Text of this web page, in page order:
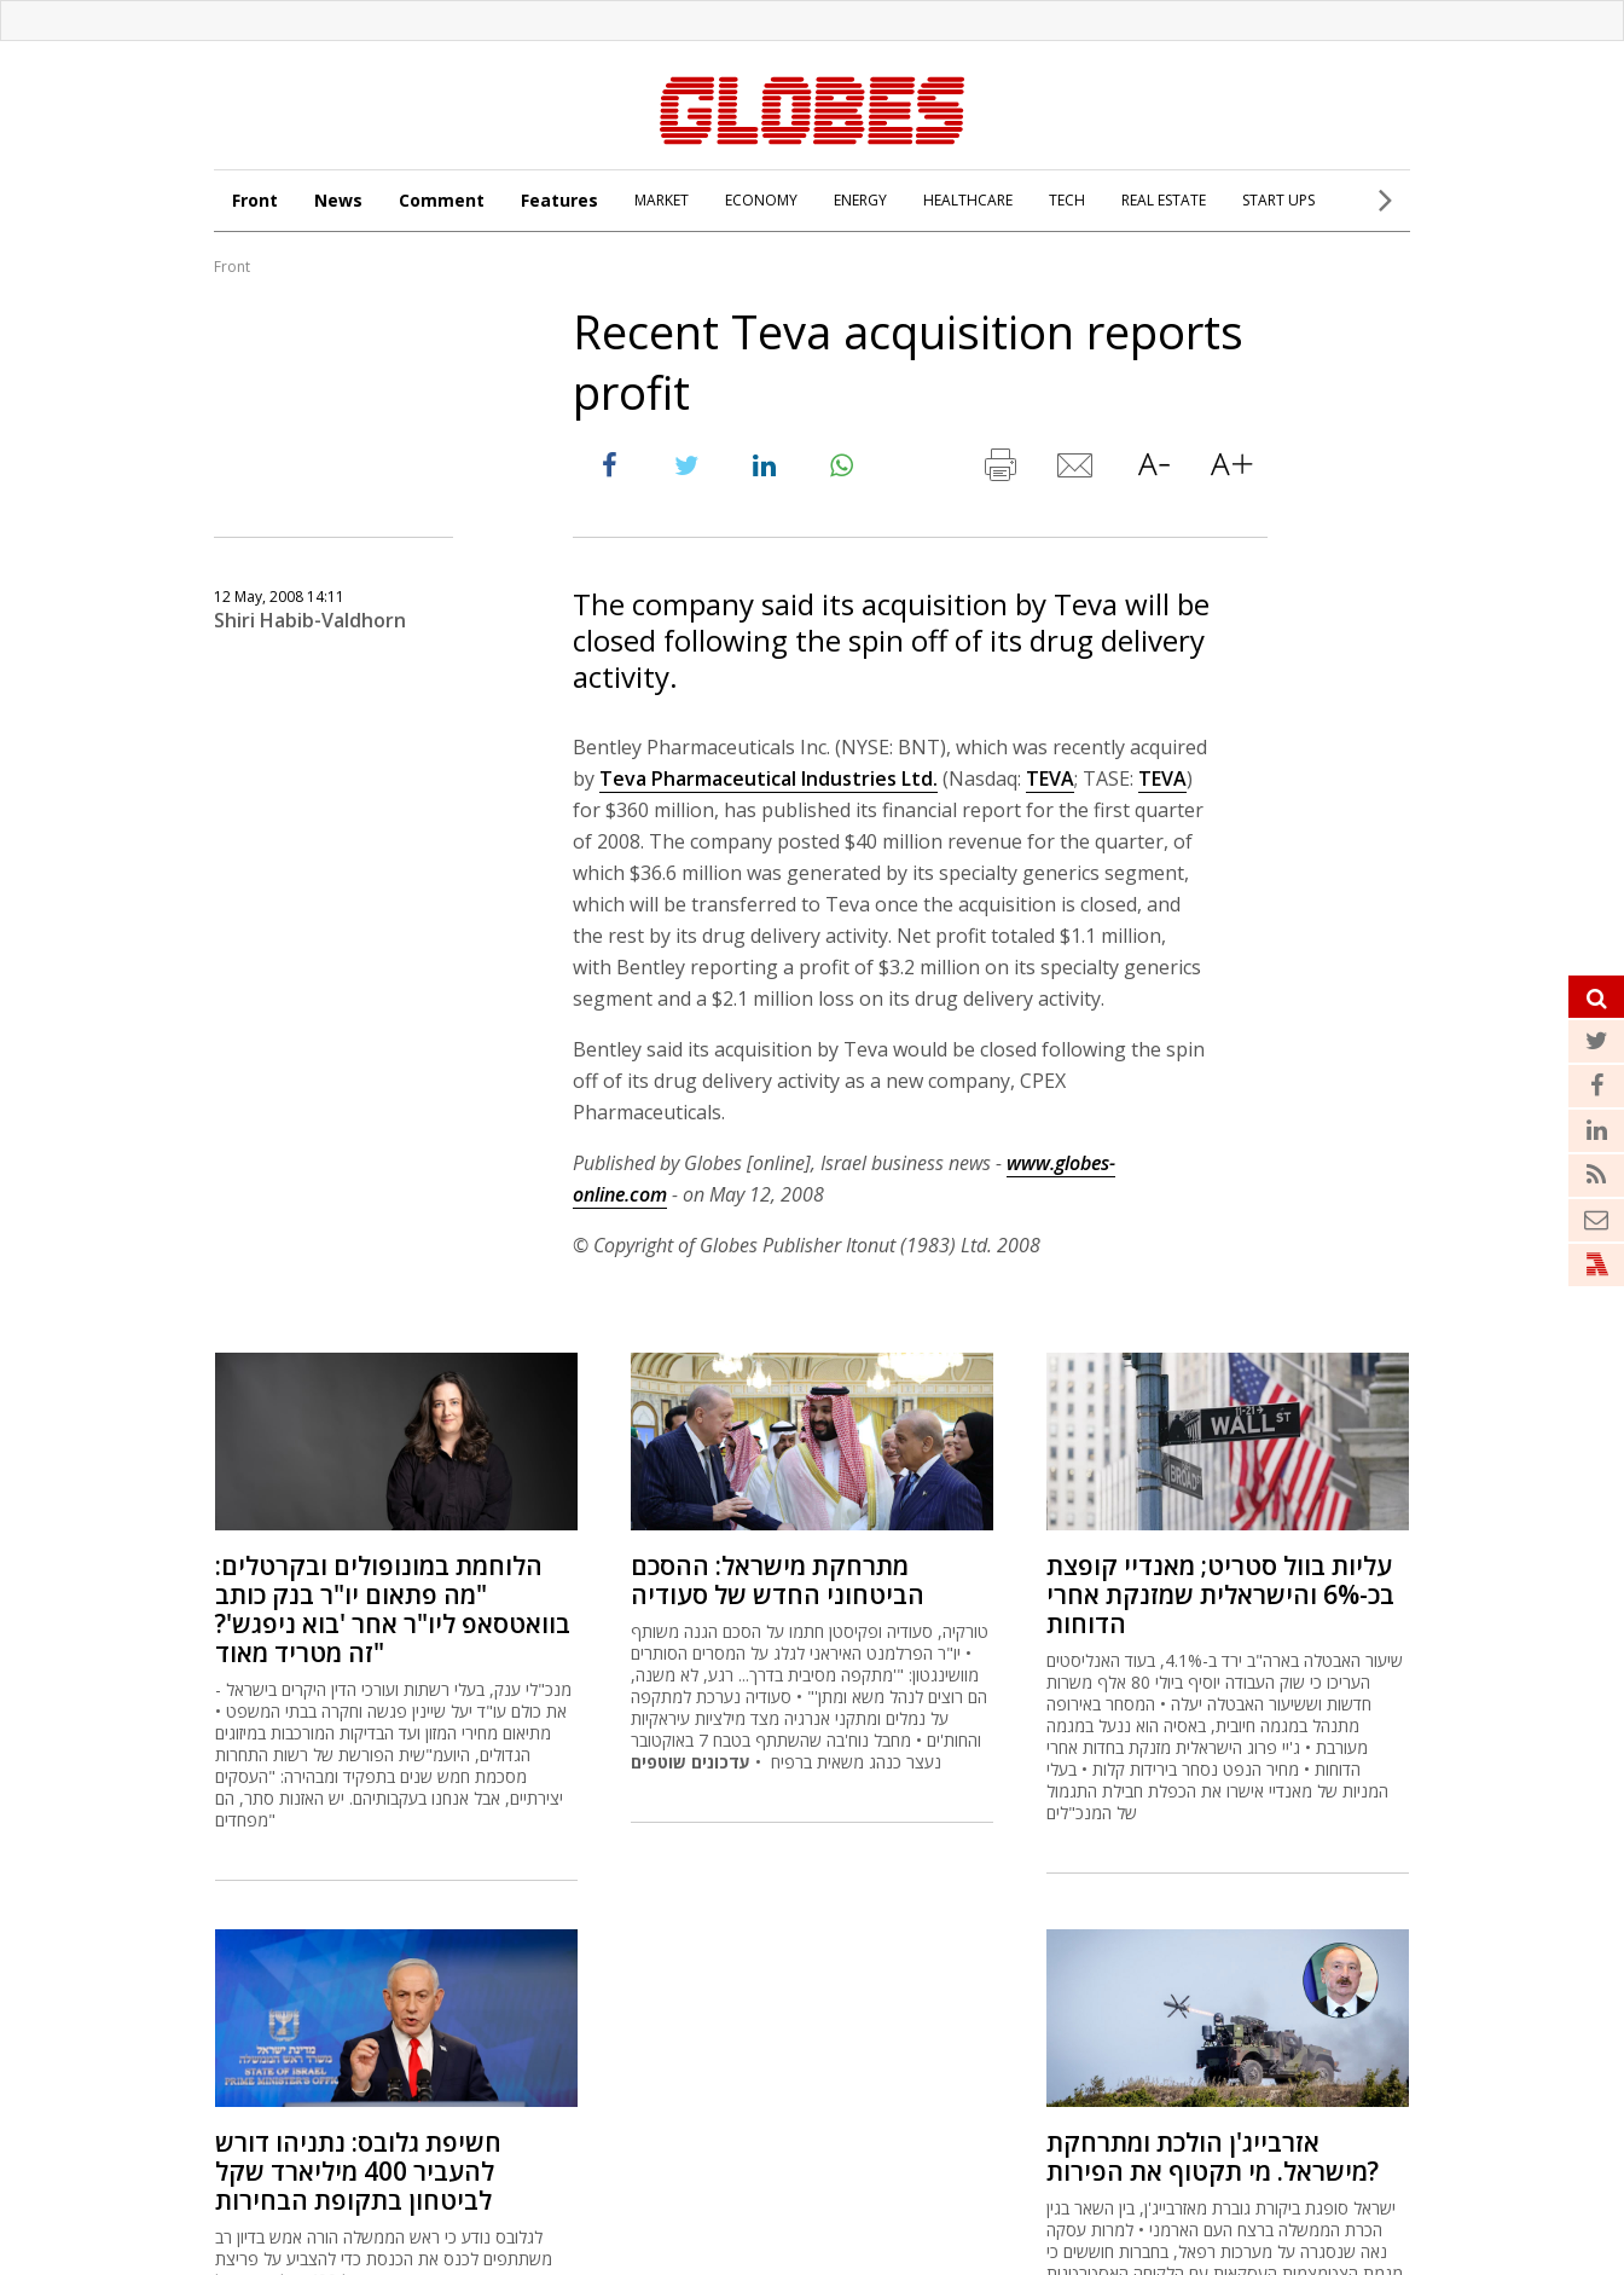
Front News Comment Features MARKET ECONOMY ENERGY HEALTHCARE TECH REAL ESTATE START UPS
Front
Recent Teva acquisition reports
profit
12 May, 2008 14:11
Shiri Habib-Valdhorn
The company said its acquisition by Teva will be
closed following the spin off of its drug delivery
activity.
Bentley Pharmaceuticals Inc. (NYSE: BNT), which was recently acquired
by Teva Pharmaceutical Industries Ltd. (Nasdaq: TEVA; TASE: TEVA)
for $360 million, has published its financial report for the first quarter
of 2008. The company posted $40 million revenue for the quarter, of
which $36.6 million was generated by its specialty generics segment,
which will be transferred to Teva once the acquisition is closed, and
the rest by its drug delivery activity. Net profit totaled $1.1 million,
with Bentley reporting a profit of $3.2 million on its specialty generics
segment and a $2.1 million loss on its drug delivery activity.
Bentley said its acquisition by Teva would be closed following the spin
off of its drug delivery activity as a new company, CPEX
Pharmaceuticals.
Published by Globes [online], Israel business news - www.globes-
online.com- on May 12, 2008
© Copyright of Globes Publisher Itonut (1983) Ltd. 2008
הלוחמת במונופולים ובקרטלים:
"מה פתאום יו"ר בנק כותב
בוואטסאפ ליו"ר אחר 'בוא ניפגש'?
זה מטריד מאוד"
מנכ"לי ענק, בעלי רשתות ועורכי הדין היקרים בישראל -
את כולם עו"ד יעל שיינין פגשה וחקרה בבתי המשפט •
מתיאום מחירי המזון ועד הבדיקות המורכבות במיזוגים
הגדולים, היועמ"שית הפורשת של רשות התחרות
מסכמת חמש שנים בתפקיד ומבהירה: "העסקים
יצירתיים, אבל אנחנו בעקבותיהם. יש האזנות סתר, הם
מפחדים"
מתרחקת מישראל: ההסכם
הביטחוני החדש של סעודיה
טורקיה, סעודיה ופקיסטן חתמו על הסכם הגנה משותף
• יו"ר הפרלמנט האיראני לגלג על המסרים הסותרים
מוושינגטון: "'מתקפה מסיבית בדרך... רגע, לא משנה,
הם רוצים לנהל משא ומתן'" • סעודיה נערכת למתקפה
על נמלים ומתקני אנרגיה מצד מילציות עיראקיות
והחות'ים • מחבל נוח'בה שהשתתף בטבח 7 באוקטובר
נעצר כנהג משאית ברפיח • עדכונים שוטפים
עליות בוול סטריט; מאנדיי קופצת
בכ-6% והישראלית שמזנקת אחרי
הדוחות
שיעור האבטלה בארה"ב ירד ב-4.1%, בעוד האנליסטים
העריכו כי שוק העבודה יוסיף ביולי 80 אלף משרות
חדשות וששיעור האבטלה יעלה • המסחר באירופה
מתנהל במגמה חיובית, באסיה הוא ננעל במגמה
מעורבת • ג'יי פרוג הישראלית מזנקת בחדות אחרי
הדוחות • מחיר הנפט נסחר בירידות קלות • בעלי
המניות של מאנדיי אישרו את הכפלת חבילת התגמול
של המנכ"לים
חשיפת גלובס: נתניהו דורש
להעביר 400 מיליארד שקל
לביטחון בתקופת הבחירות
לגלובס נודע כי ראש הממשלה הורה אמש בדיון רב
משתתפים לכנס את הכנסת כדי להצביע על פריצת
אזרבייג'ן הולכת ומתרחקת
מישראל. מי תקטוף את הפירות?
ישראל סופגת ביקורת גוברת מאזרבייג'ן, בין השאר בגין
הכרת הממשלה ברצח העם הארמני • למרות עסקה
נאה שנסגרה על מערכות רפאל, בחברות חוששים כי